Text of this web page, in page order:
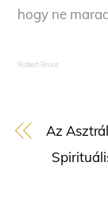
hogy ne
Robert Bruce
Az